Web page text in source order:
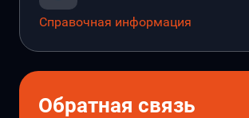
Справочная информация
Обратная связь